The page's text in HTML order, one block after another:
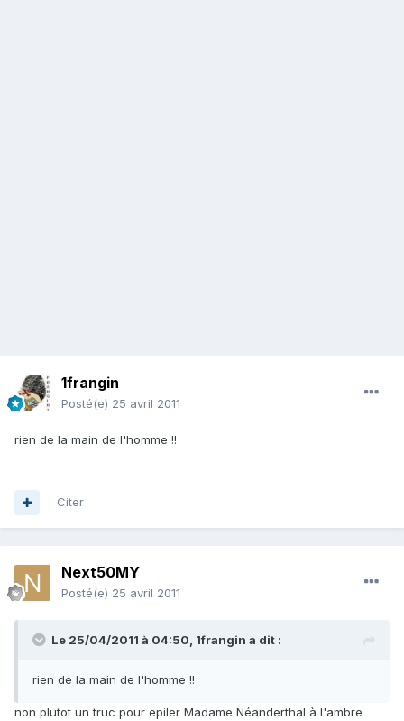
1frangin
Posté(e) 25 avril 2011
rien de la main de l'homme !!
Citer
Next50MY
Posté(e) 25 avril 2011
Le 25/04/2011 à 04:50, 1frangin a dit :
rien de la main de l'homme !!
non plutot un truc pour epiler Madame Néanderthal à l'ambre